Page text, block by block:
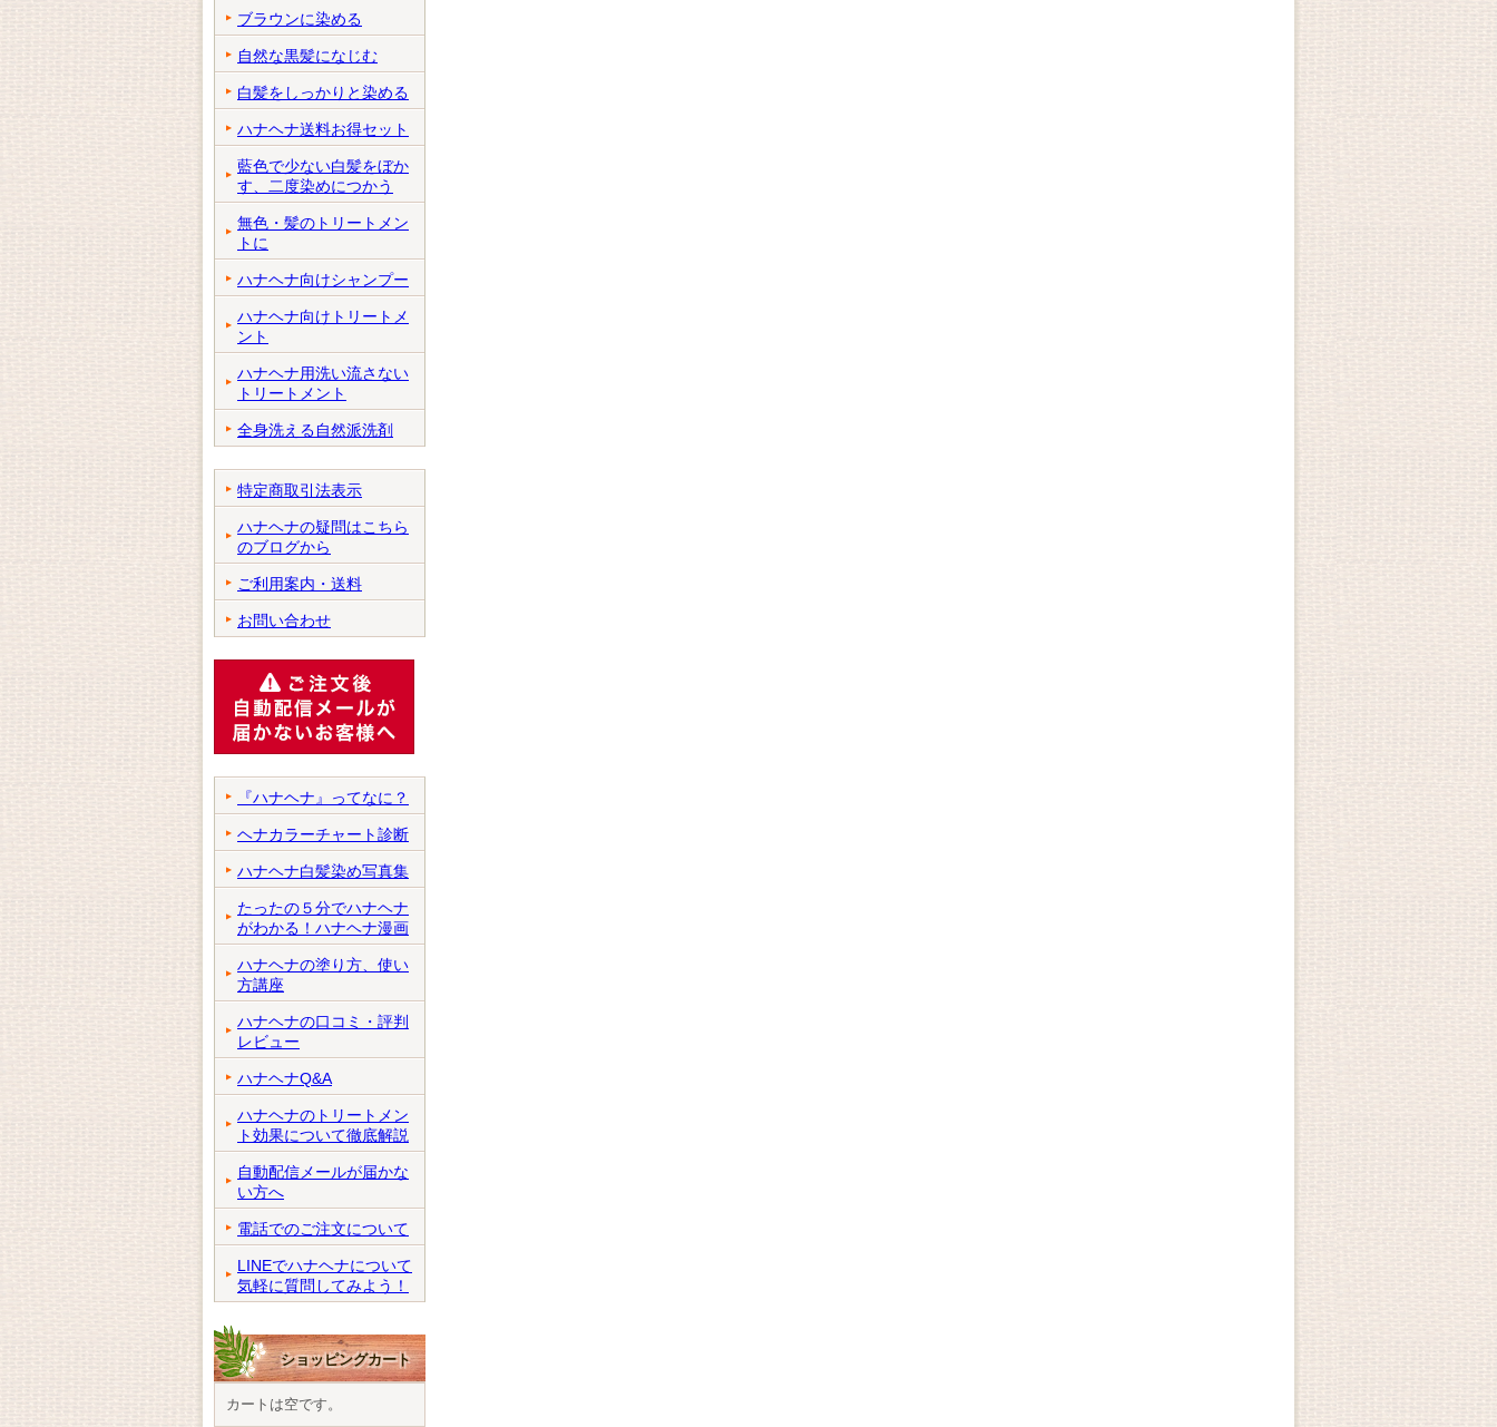
ブラウンに染める
自然な黒髪になじむ
白髪をしっかりと染める
ハナヘナ送料お得セット
藍色で少ない白髪をぼか
す、二度染めにつかう
無色・髪のトリートメン
トに
ハナヘナ向けシャンプー
ハナヘナ向けトリートメ
ント
ハナヘナ用洗い流さない
トリートメント
全身洗える自然派洗剤
特定商取引法表示
ハナヘナの疑問はこちら
のブログから
ご利用案内・送料
お問い合わせ
『ハナヘナ』ってなに？
ヘナカラーチャート診断
ハナヘナ白髪染め写真集
たったの５分でハナヘナ
がわかる！ハナヘナ漫画
ハナヘナの塗り方、使い
方講座
ハナヘナの口コミ・評判
レビュー
ハナヘナQ&A
ハナヘナのトリートメン
ト効果について徹底解説
自動配信メールが届かな
い方へ
電話でのご注文について
LINEでハナヘナについて
気軽に質問してみよう！
ショッピングカート
カートは空です。